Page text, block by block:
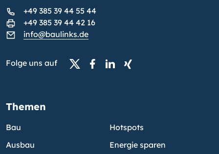
+49 385 39 44 55 44
+49 385 39 44 42 16
info@baulinks.de
Folge uns auf
Themen
Bau
Ausbau
Hotspots
Energie sparen